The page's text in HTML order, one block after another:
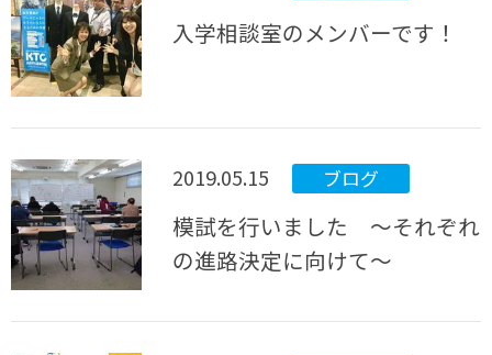
入学相談室のメンバーです！
2019.05.15 ブログ
模試を行いました ～それぞれ
の進路決定に向けて～